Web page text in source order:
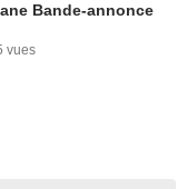
Bande-annonce
vues